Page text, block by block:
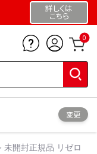
詳しくは
こちら
0
変更
未開封正規品 リゼロ